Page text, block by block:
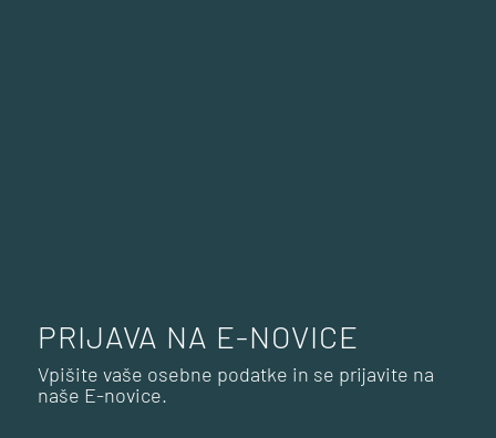
PRIJAVA NA E-NOVICE
Vpišite vaše osebne podatke in se prijavite na
naše E-novice.